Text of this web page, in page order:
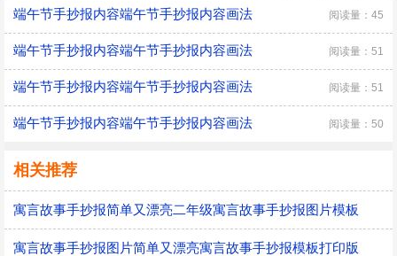
端午节手抄报内容端午节手抄报内容画法 阅读量：45
端午节手抄报内容端午节手抄报内容画法 阅读量：51
端午节手抄报内容端午节手抄报内容画法 阅读量：51
端午节手抄报内容端午节手抄报内容画法 阅读量：50
相关推荐
寓言故事手抄报简单又漂亮二年级寓言故事手抄报图片模板
寓言故事手抄报图片简单又漂亮寓言故事手抄报模板打印版